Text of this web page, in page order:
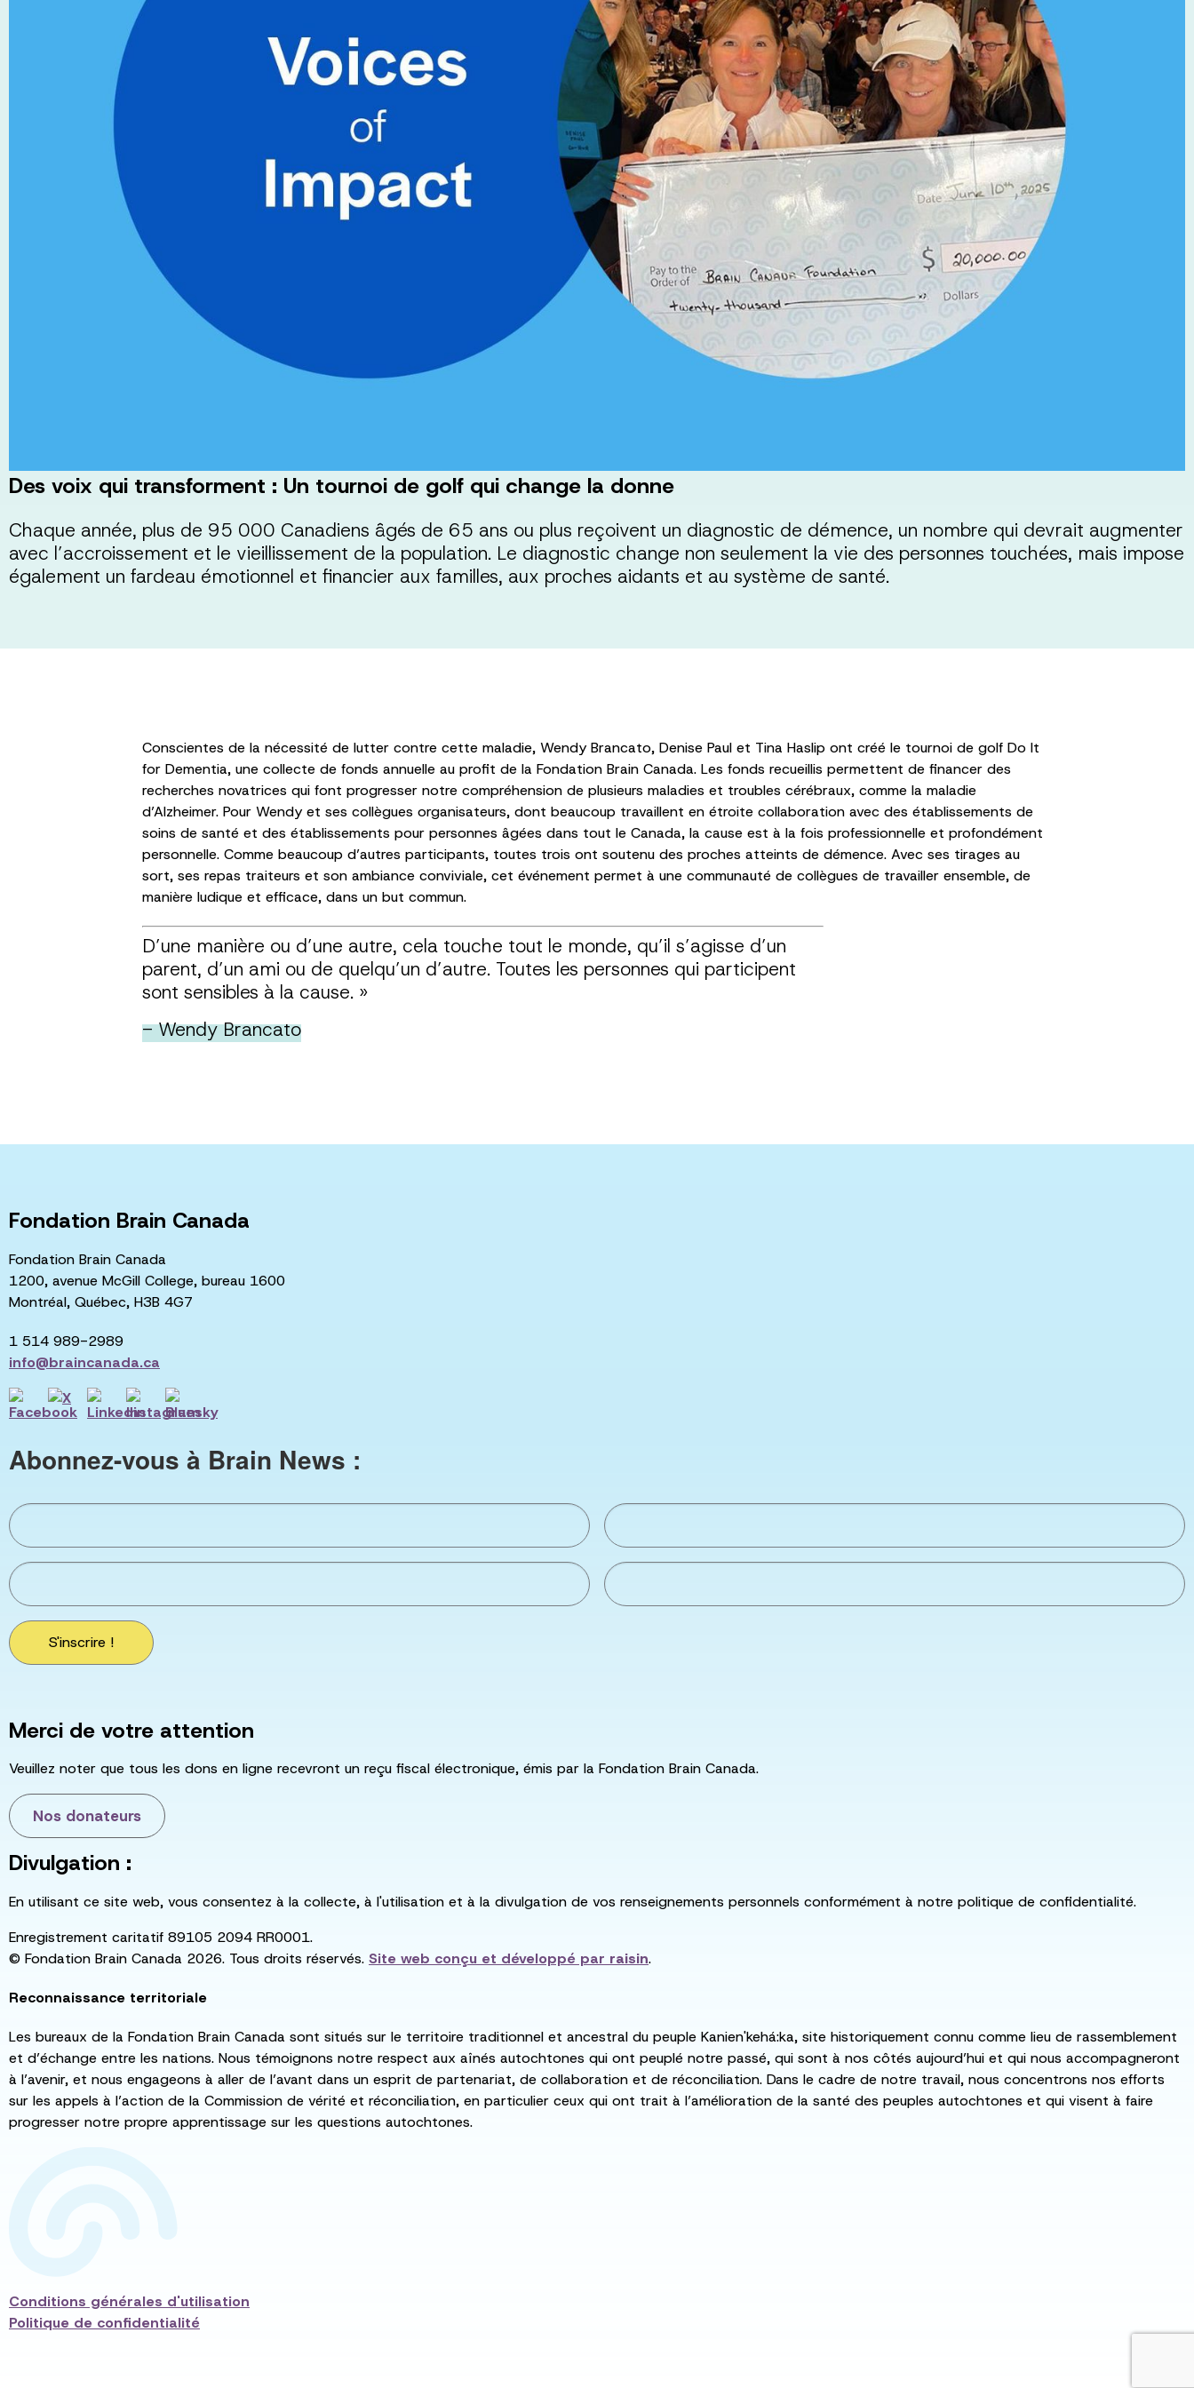
Des voix qui transforment : Un tournoi de golf qui change la donne
Chaque année, plus de 95 000 Canadiens âgés de 65 ans ou plus reçoivent un diagnostic de démence, un nombre qui devrait augmenter
avec l’accroissement et le vieillissement de la population. Le diagnostic change non seulement la vie des personnes touchées, mais impose
également un fardeau émotionnel et financier aux familles, aux proches aidants et au système de santé.
Conscientes de la nécessité de lutter contre cette maladie, Wendy Brancato, Denise Paul et Tina Haslip ont créé le tournoi de golf Do It
for Dementia, une collecte de fonds annuelle au profit de la Fondation Brain Canada. Les fonds recueillis permettent de financer des
recherches novatrices qui font progresser notre compréhension de plusieurs maladies et troubles cérébraux, comme la maladie
d’Alzheimer. Pour Wendy et ses collègues organisateurs, dont beaucoup travaillent en étroite collaboration avec des établissements de
soins de santé et des établissements pour personnes âgées dans tout le Canada, la cause est à la fois professionnelle et profondément
personnelle. Comme beaucoup d’autres participants, toutes trois ont soutenu des proches atteints de démence. Avec ses tirages au
sort, ses repas traiteurs et son ambiance conviviale, cet événement permet à une communauté de collègues de travailler ensemble, de
manière ludique et efficace, dans un but commun.
D’une manière ou d’une autre, cela touche tout le monde, qu’il s’agisse d’un
parent, d’un ami ou de quelqu’un d’autre. Toutes les personnes qui participent
sont sensibles à la cause. »
- WendyBrancato
Fondation Brain Canada
Fondation Brain Canada
1200, avenue McGill College, bureau 1600
Montréal, Québec, H3B 4G7
1 514 989-2989
info@braincanada.ca
Abonnez-vous à Brain News :
S'inscrire !
Merci de votre attention
Veuillez noter que tous les dons en ligne recevront un reçu fiscal électronique, émis par la Fondation Brain Canada.
Nos donateurs
Divulgation :
En utilisant ce site web, vous consentez à la collecte, à l'utilisation et à la divulgation de vos renseignements personnels conformément à notre politique de confidentialité.
Enregistrement caritatif 89105 2094 RR0001.
© Fondation Brain Canada 2026. Tous droits réservés. Site web conçu et développé par raisin.
Reconnaissance territoriale
Les bureaux de la Fondation Brain Canada sont situés sur le territoire traditionnel et ancestral du peuple Kanien'kehá:ka, site historiquement connu comme lieu de rassemblement
et d’échange entre les nations. Nous témoignons notre respect aux aînés autochtones qui ont peuplé notre passé, qui sont à nos côtés aujourd’hui et qui nous accompagneront
à l’avenir, et nous engageons à aller de l’avant dans un esprit de partenariat, de collaboration et de réconciliation. Dans le cadre de notre travail, nous concentrons nos efforts
sur les appels à l’action de la Commission de vérité et réconciliation, en particulier ceux qui ont trait à l’amélioration de la santé des peuples autochtones et qui visent à faire
progresser notre propre apprentissage sur les questions autochtones.
Conditions générales d'utilisation
Politique de confidentialité